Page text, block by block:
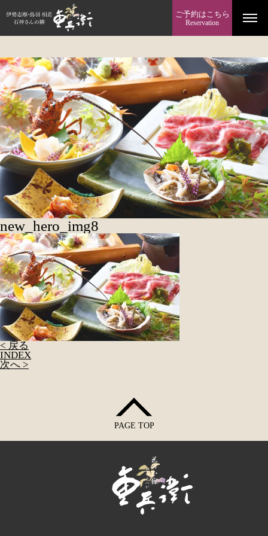
ご予約はこちら
Reservation
new_hero_img8
< 戻る
INDEX
次へ >
PAGE TOP